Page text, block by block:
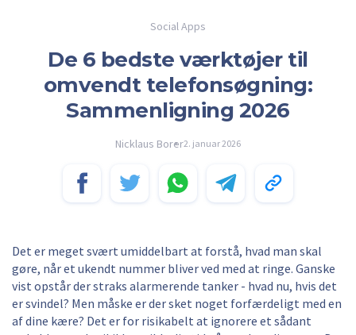
Social Apps
De 6 bedste værktøjer til
omvendt telefonsøgning:
Sammenligning 2026
Nicklaus Borer2. januar 2026
Det er meget svært umiddelbart at forstå, hvad man skal
gøre, når et ukendt nummer bliver ved med at ringe. Ganske
vist opstår der straks alarmerende tanker - hvad nu, hvis det
er svindel? Men måske er der sket noget forfærdeligt med en
af dine kære? Det er for risikabelt at ignorere et sådant